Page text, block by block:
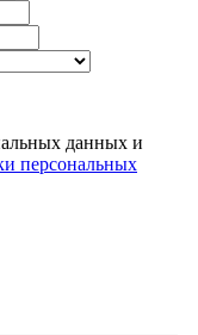
данных и
персональных